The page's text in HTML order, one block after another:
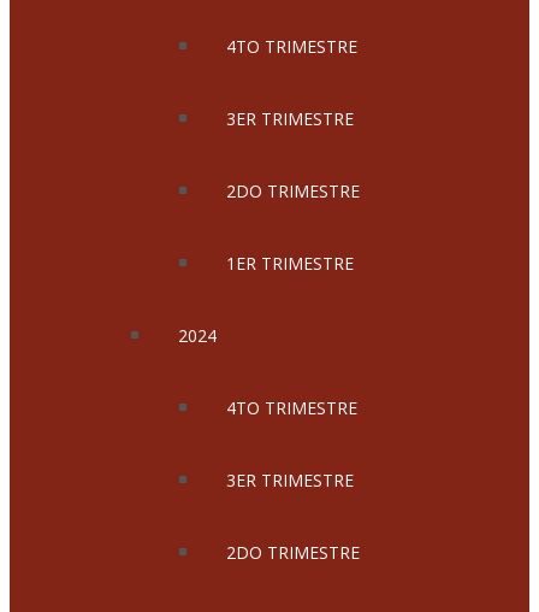
4TO TRIMESTRE
3ER TRIMESTRE
2DO TRIMESTRE
1ER TRIMESTRE
2024
4TO TRIMESTRE
3ER TRIMESTRE
2DO TRIMESTRE